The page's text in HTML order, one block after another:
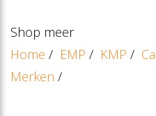
Shop meer
Home / EMP / KMP /
Merken /